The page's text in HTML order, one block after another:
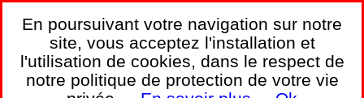
Breizh KAM,
le calendrier des festivals de cerfs-volants.
Home Lois et règles Cerfs-volants Nacelles
En poursuivant votre navigation sur notre
site, vous acceptez l'installation et
l'utilisation de cookies, dans le respect de
notre politique de protection de votre vie